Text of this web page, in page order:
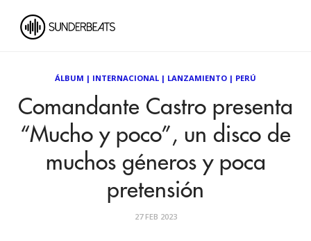
ÁLBUM | INTERNACIONAL | LANZAMIENTO | PERÚ
Comandante Castro presenta
“Mucho y poco”, un disco de
muchos géneros y poca
pretensión
27 FEB 2023